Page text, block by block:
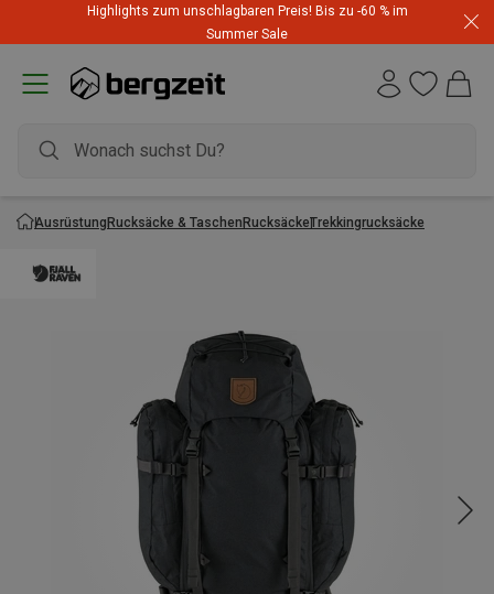
Highlights zum unschlagbaren Preis! Bis zu -60 % im
Summer Sale
AusrüstungRucksäcke & TaschenRucksäckeTrekkingrucksäcke